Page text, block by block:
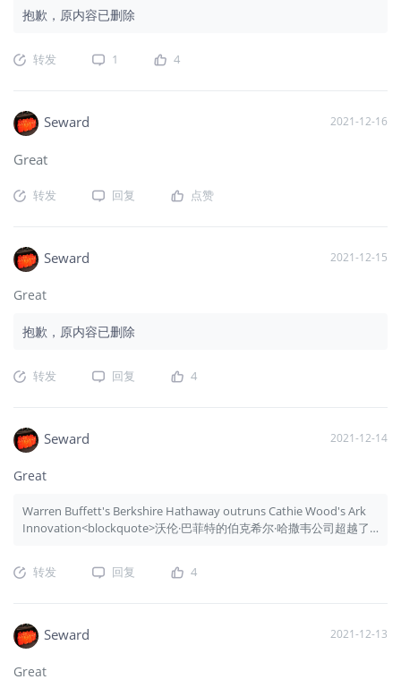
抱歉，原内容已删除
转发 1 4
Seward 2021-12-16
Great
转发 回复 点赞
Seward 2021-12-15
Great
抱歉，原内容已删除
转发 回复 4
Seward 2021-12-14
Great
Warren Buffett's Berkshire Hathaway outruns Cathie Wood's Ark
Innovation<blockquote>沃伦·巴菲特的伯克希尔·哈撒韦公司超越了
转发
回复 4
Seward 2021-12-13
Great